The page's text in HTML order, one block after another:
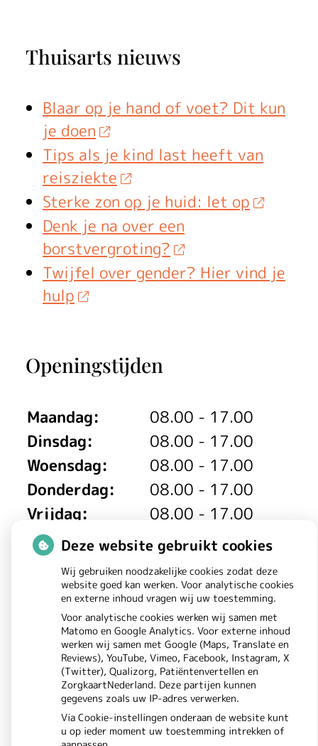
e
k
u
u
O
n
d
s
e
u
n
e
r
Thuisarts nieuws
Blaar op je hand of voet? Dit kun
je doen
Tips als je kind last heeft van
reisziekte
Sterke zon op je huid: let op
Denk je na over een
borstvergroting?
Twijfel over gender? Hier vind je
hulp
Openingstijden
Maandag:
08.00 - 17.00
Dinsdag:
08.00 - 17.00
Woensdag:
08.00 - 17.00
Donderdag:
08.00 - 17.00
Vrijdag:
08.00 - 17.00
Uw Zorg Online|Beheer
Privacy verklaring|Cookie-
Deze website gebruikt cookies
Wij gebruiken noodzakelijke cookies zodat deze
website goed kan werken. Voor analytische cookies
en externe inhoud vragen wij uw toestemming.
Voor analytische cookies werken wij samen met
Matomo en Google Analytics. Voor externe inhoud
werken wij samen met Google (Maps, Translate en
Reviews), YouTube, Vimeo, Facebook, Instagram, X
(Twitter), Qualizorg, Patiëntenvertellen en
ZorgkaartNederland. Deze partijen kunnen
gegevens zoals uw IP-adres verwerken.
Via Cookie-instellingen onderaan de website kunt
u op ieder moment uw toestemming intrekken of